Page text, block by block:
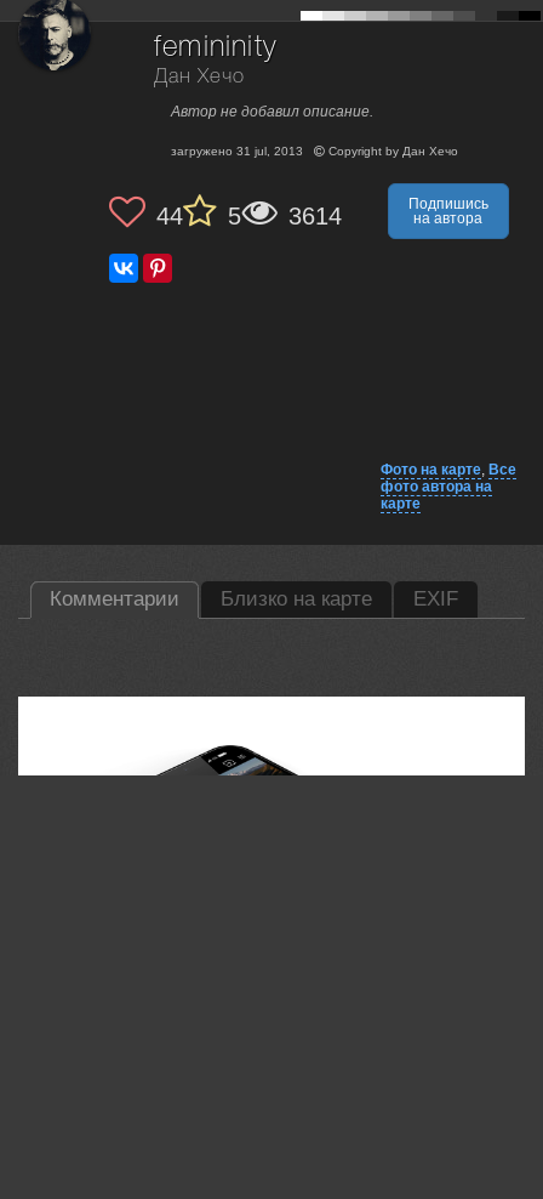
femininity
Дан Хечо
Автор не добавил описание.
загружено 31 jul, 2013 Copyright by Дан Хечо
44 5 3614
Подпишись
на автора
Фото на карте, Все
фото автора на
карте
Комментарии Близко на карте EXIF